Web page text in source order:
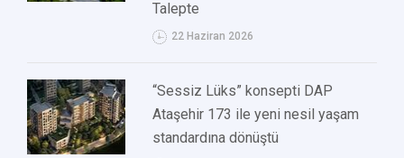
Talepte
22 Haziran 2026
“Sessiz Lüks” konsepti DAP
Ataşehir 173 ile yeni nesil yaşam
standardına dönüştü